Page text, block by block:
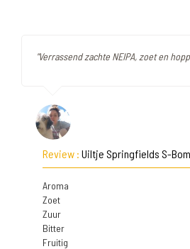
"Verrassend zachte NEIPA, zoet en
Review : Uiltje Springfields S-
Aroma
Zoet
Zuur
Bitter
Fruitig